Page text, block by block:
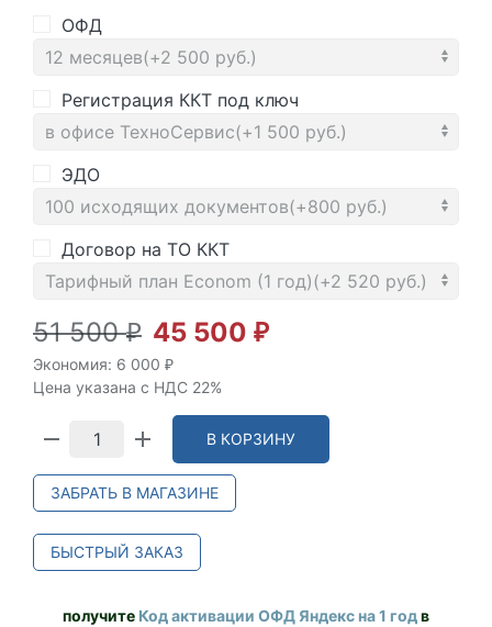
ОФД
Регистрация ККТ под ключ
ЭДО
Договор на ТО ККТ
51 500₽ 45 500 ₽
Экономия: 6 000 ₽
Цена указана с НДС 22%
В КОРЗИНУ
ЗАБРАТЬ В МАГАЗИНЕ
БЫСТРЫЙ ЗАКАЗ
получите Код активации ОФД Яндекс на 1 годв